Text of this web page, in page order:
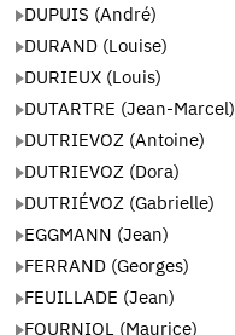
DUPUIS (André)
DURAND (Louise)
DURIEUX (Louis)
DUTARTRE (Jean-Marcel)
DUTRIEVOZ (Antoine)
DUTRIEVOZ (Dora)
DUTRIÉVOZ (Gabrielle)
EGGMANN (Jean)
FERRAND (Georges)
FEUILLADE (Jean)
FOURNIOL (Maurice)